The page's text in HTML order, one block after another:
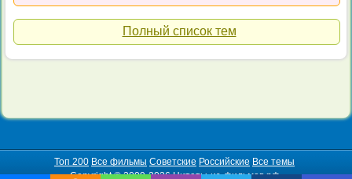
Полный список тем
Топ 200 Все фильмы Советские Российские Все темы
Copyright © 2009-2026 Цитаты-из-фильмов.рф